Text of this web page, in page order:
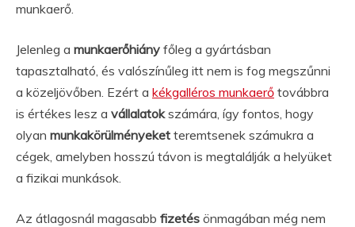
munkaerő.
Jelenleg a munkaerőhiány főleg a gyártásban
tapasztalható, és valószínűleg itt nem is fog megszűnni
a közeljövőben. Ezért a kékgalléros munkaerő továbbra
is értékes lesz a vállalatokszámára, így fontos, hogy
olyan munkakörülményeket teremtsenek számukra a
cégek, amelyben hosszú távon is megtalálják a helyüket
a fizikai munkások.
Az átlagosnál magasabb fizetés önmagában még nem